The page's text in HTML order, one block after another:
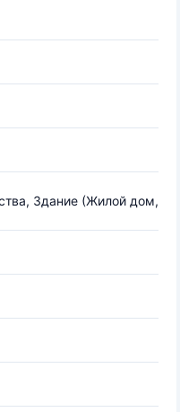
Здание (Жилой дом,